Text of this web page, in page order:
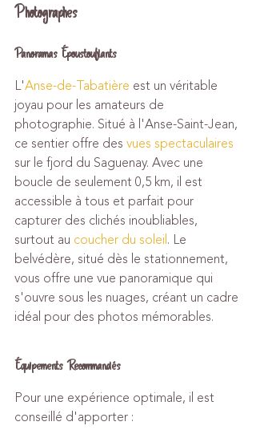
Photographes
Panoramas Époustouflants
L'Anse-de-Tabatière est un véritable
joyau pour les amateurs de
photographie. Situé à l'Anse-Saint-Jean,
ce sentier offre des vues spectaculaires
sur le fjord du Saguenay. Avec une
boucle de seulement 0,5 km, il est
accessible à tous et parfait pour
capturer des clichés inoubliables,
surtout au coucher du soleil. Le
belvédère, situé dès le stationnement,
vous offre une vue panoramique qui
s'ouvre sous les nuages, créant un cadre
idéal pour des photos mémorables.
Équipements Recommandés
Pour une expérience optimale, il est
conseillé d'apporter :